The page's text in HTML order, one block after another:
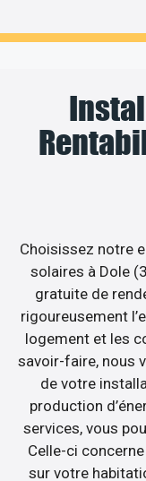
Choisissez notre
solaires à Dole
gratuite de
rigoureusement
logement et les
savoir-faire, nous
de votre
production
services, vous
Celle-ci
sur votre